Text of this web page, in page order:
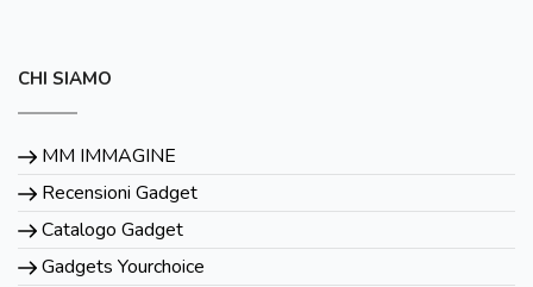
CHI SIAMO
MM IMMAGINE
Recensioni Gadget
Catalogo Gadget
Gadgets Yourchoice